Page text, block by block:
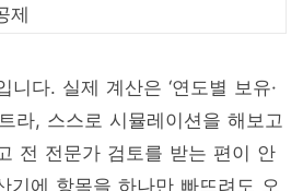
제
니다. 실제 계산은 ‘연도별 보유·
라, 스스로 시뮬레이션을 해보고
전 전문가 검토를 받는 편이 안
기에 항목을 하나만 빠뜨려도 오